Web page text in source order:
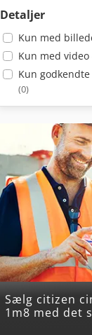
Detaljer
Kun med
Kun med video
Kun
(0)
Sælg citizen cincom l32-
1m8 med det